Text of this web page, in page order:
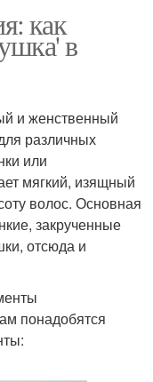
как
в
и женственный
различных
или
мягкий, изящный
волос. Основная
закрученные
отсюда и
понадобятся